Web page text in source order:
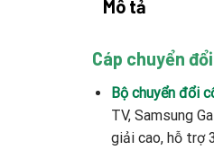
Mô tả
Cáp chuyển
Bộ chuyển đổi
TV, Samsung
giải cao, hỗ trợ